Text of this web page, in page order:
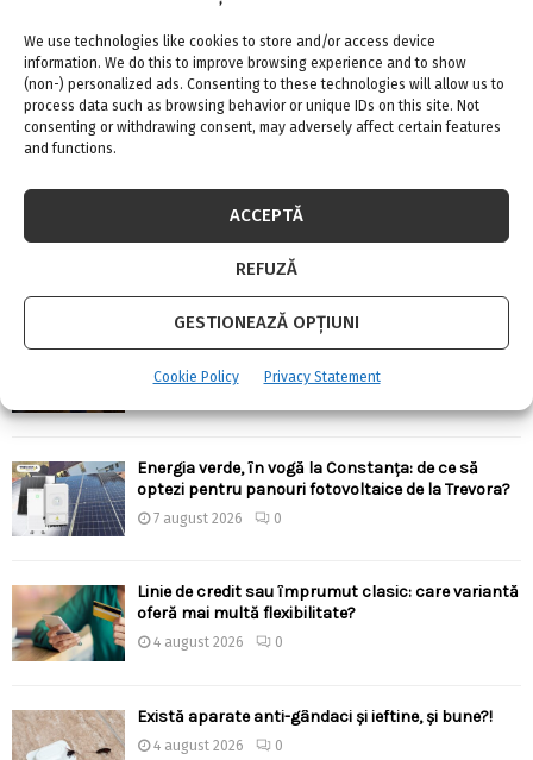
We use technologies like cookies to store and/or access device
information. We do this to improve browsing experience and to show
(non-) personalized ads. Consenting to these technologies will allow us to
process data such as browsing behavior or unique IDs on this site. Not
consenting or withdrawing consent, may adversely affect certain features
and functions.
ACCEPTĂ
REFUZĂ
GESTIONEAZĂ OPȚIUNI
Cookie Policy Privacy Statement
Confort termic pe timpul verii cu soluțiile de
climatizare de la Casa Instalatorului
7 august 2026 0
Top 5 meserii în domeniul construcțiilor
7 august 2026 0
Energia verde, în vogă la Constanța: de ce să
optezi pentru panouri fotovoltaice de la Trevora?
7 august 2026 0
Linie de credit sau împrumut clasic: care variantă
oferă mai multă flexibilitate?
4 august 2026 0
Există aparate anti-gândaci și ieftine, și bune?!
4 august 2026 0